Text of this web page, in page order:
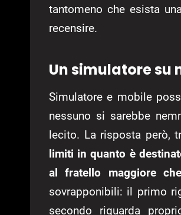
tantomeno che esista
recensire.
Un simulatore su
Simulatore e mobile
nessuno si sarebbe
lecito. La risposta però,
limiti in quanto è
al fratello maggiore
sovrapponibili: il primo
secondo riguarda